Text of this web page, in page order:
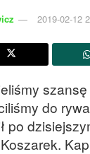
2019-02-12
do
po